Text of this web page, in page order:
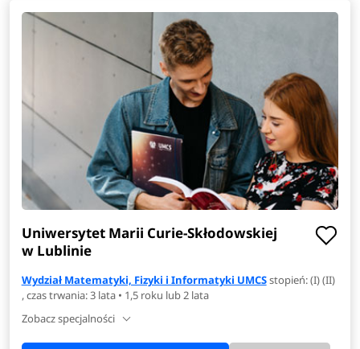
Uniwersytet Marii Curie-Skłodowskiej
w Lublinie
Wydział Matematyki, Fizyki i Informatyki UMCSstopień: (I) (II)
, czas trwania: 3 lata • 1,5 roku lub 2 lata
Zobacz specjalności